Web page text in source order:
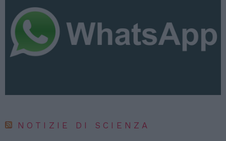
NOTIZIE DI SCIENZA